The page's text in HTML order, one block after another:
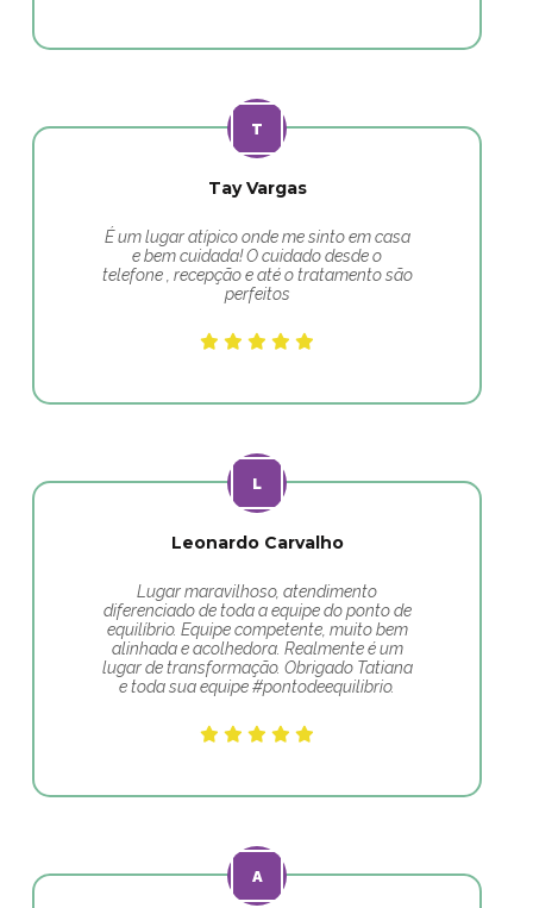
Tay Vargas
É um lugar atípico onde me sinto em casa
e bem cuidada! O cuidado desde o
telefone , recepção e até o tratamento são
perfeitos
Leonardo Carvalho
Lugar maravilhoso, atendimento
diferenciado de toda a equipe do ponto de
equilíbrio. Equipe competente, muito bem
alinhada e acolhedora. Realmente é um
lugar de transformação. Obrigado Tatiana
e toda sua equipe #pontodeequilibrio.